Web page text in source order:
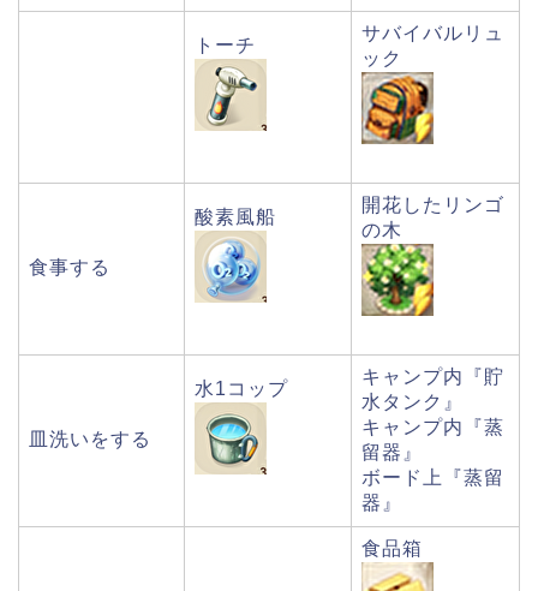
トーチ
サバイバルリュ
ック
食事する
酸素風船
開花したリンゴ
の木
皿洗いをする
水1コップ
キャンプ内『貯
水タンク』
キャンプ内『蒸
留器』
ボード上『蒸留
器』
食品箱